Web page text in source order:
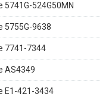
5741G-524G50MN
5755G-9638
7741-7344
AS4349
E1-421-3434